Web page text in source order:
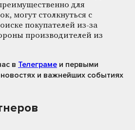
для
могут столкнуться с
покупателей из-за
производителей из
в Телеграме и первыми
и важнейших событиях